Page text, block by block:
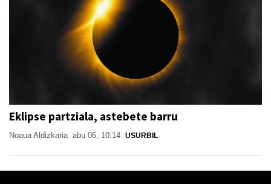
Eklipse partziala, astebete barru
Noaua Aldizkaria abu 06, 10:14 USURBIL